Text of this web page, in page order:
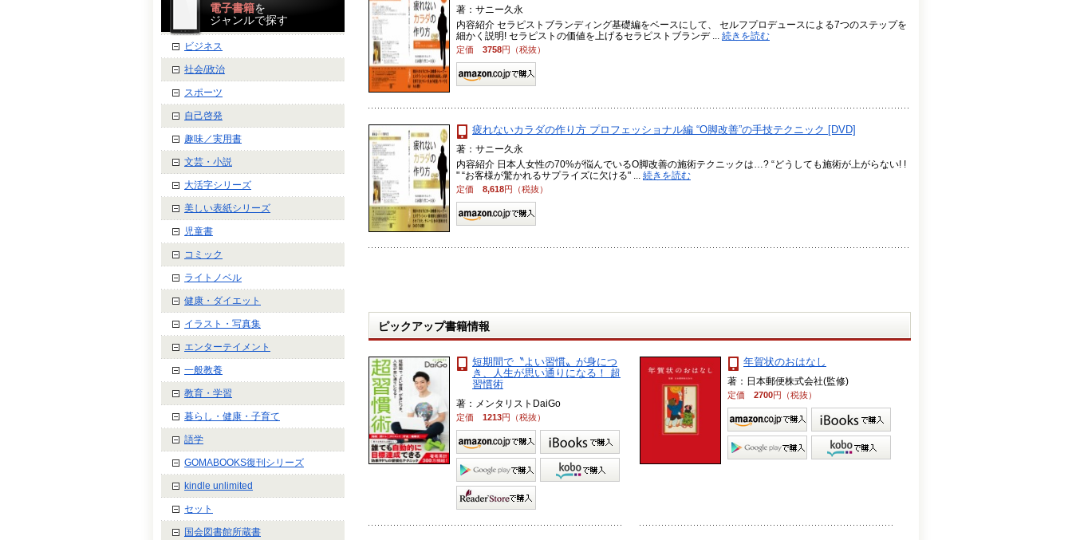
著：サニー久永
内容紹介 セラピストブランディング基礎編をベースにして、 セルフプロデュースによる7つのステップを
細かく説明! セラピストの価値を上げるセラピストブランデ ... 続きを読む
定価 3758円（税抜）
疲れないカラダの作り方 プロフェッショナル編 “O脚改善”の手技テクニック [DVD]
著：サニー久永
内容紹介 日本人女性の70%が悩んでいるO脚改善の施術テクニックは…? “どうしても施術が上がらない! !
" “お客様が驚かれるサプライズに欠ける" ... 続きを読む
定価 8,618円（税抜）
ピックアップ書籍情報
短期間で〝よい習慣〟が身につ
き、人生が思い通りになる！ 超
習慣術
著：メンタリストDaiGo
定価 1213円（税抜）
年賀状のおはなし
著：日本郵便株式会社(監修)
定価 2700円（税抜）
電子書籍を
ジャンルで探す
ビジネス
社会/政治
スポーツ
自己啓発
趣味／実用書
文芸・小説
大活字シリーズ
美しい表紙シリーズ
児童書
コミック
ライトノベル
健康・ダイエット
イラスト・写真集
エンターテイメント
一般教養
教育・学習
暮らし・健康・子育て
語学
GOMABOOKS復刊シリーズ
kindle unlimited
セット
国会図書館所蔵書